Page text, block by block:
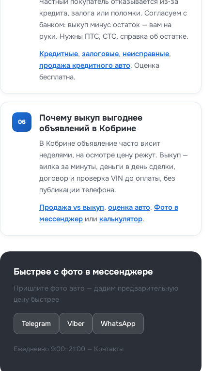
кредита, залога или поломки. Согласуем с
банком: выкуп минус остаток — вам на
руки. Нужны ПТС, СТС, справка об остатке.
Кредитные, залоговые, неисправные,
продажа кредитного авто. Оценка
бесплатна.
06
Почему выкуп выгоднее
объявлений в Кобрине
В Кобрине объявление часто висит
неделями, на осмотре цену режут. Выкуп —
вилка за минуты, деньги в день сделки,
договор и проверка VIN до оплаты, без
публикации телефона.
Продажа vs выкуп, оценка авто. Фото в
мессенджер или калькулятор.
Быстрее с фото в мессенджере
Пришлите фото авто — дадим предварительную
цену быстрее
Telegram Viber WhatsApp
Ежедневно 9:00–21:00 — Контакты